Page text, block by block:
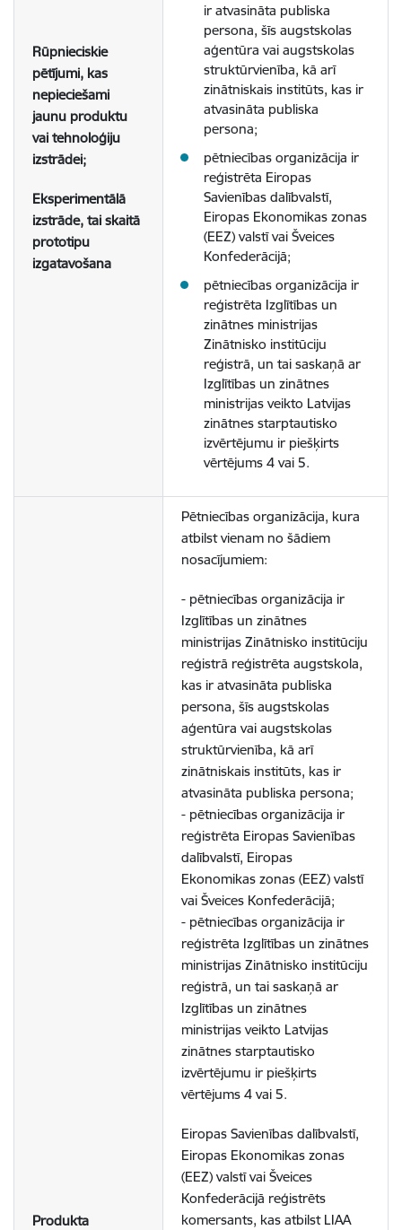
Rūpnieciskie
pētījumi, kas
nepieciešami
jaunu produktu
vai tehnoloģiju
izstrādei;
Eksperimentālā
izstrāde, tai skaitā
prototipu
izgatavošana
ir atvasināta publiska
persona, šīs augstskolas
aģentūra vai augstskolas
struktūrvienība, kā arī
zinātniskais institūts, kas ir
atvasināta publiska
persona;
pētniecības organizācija ir
reģistrēta Eiropas
Savienības dalībvalstī,
Eiropas Ekonomikas zonas
(EEZ) valstī vai Šveices
Konfederācijā;
pētniecības organizācija ir
reģistrēta Izglītības un
zinātnes ministrijas
Zinātnisko institūciju
reģistrā, un tai saskaņā ar
Izglītības un zinātnes
ministrijas veikto Latvijas
zinātnes starptautisko
izvērtējumu ir piešķirts
vērtējums 4 vai 5.
Produkta
Pētniecības organizācija, kura
atbilst vienam no šādiem
nosacījumiem:
- pētniecības organizācija ir
Izglītības un zinātnes
ministrijas Zinātnisko institūciju
reģistrā reģistrēta augstskola,
kas ir atvasināta publiska
persona, šīs augstskolas
aģentūra vai augstskolas
struktūrvienība, kā arī
zinātniskais institūts, kas ir
atvasināta publiska persona;
- pētniecības organizācija ir
reģistrēta Eiropas Savienības
dalībvalstī, Eiropas
Ekonomikas zonas (EEZ) valstī
vai Šveices Konfederācijā;
- pētniecības organizācija ir
reģistrēta Izglītības un zinātnes
ministrijas Zinātnisko institūciju
reģistrā, un tai saskaņā ar
Izglītības un zinātnes
ministrijas veikto Latvijas
zinātnes starptautisko
izvērtējumu ir piešķirts
vērtējums 4 vai 5.
Eiropas Savienības dalībvalstī,
Eiropas Ekonomikas zonas
(EEZ) valstī vai Šveices
Konfederācijā reģistrēts
komersants, kas atbilst LIAA